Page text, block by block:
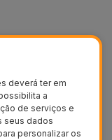
deverá ter em
a
de serviços e
seus dados
personalizar os